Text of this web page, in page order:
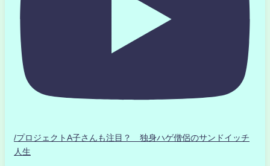
/プロジェクトA子さんも注目？ 独身ハゲ僧侶のサンドイッチ
人生